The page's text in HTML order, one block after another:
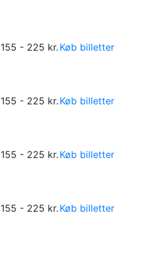
155 - 225 kr. Køb billetter
155 - 225 kr. Køb billetter
155 - 225 kr. Køb billetter
155 - 225 kr. Køb billetter